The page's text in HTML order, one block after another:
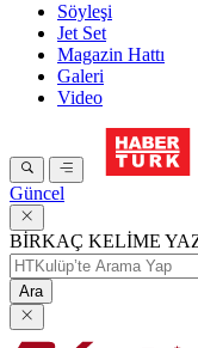
Söyleşi
Jet Set
Magazin Hattı
Galeri
Video
Güncel
BİRKAÇ KELİME
Ara